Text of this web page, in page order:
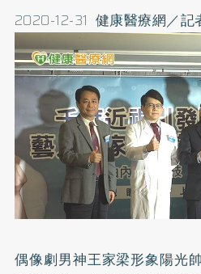
2020-12-31 健康醫療網／記
偶像劇男神王家梁形象陽光